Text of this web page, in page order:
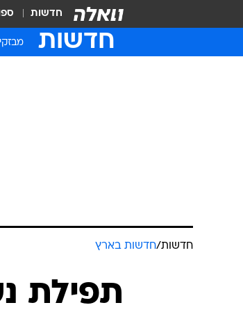
חדשות
חדשות
חדשות/חדשות בארץ
תפילת